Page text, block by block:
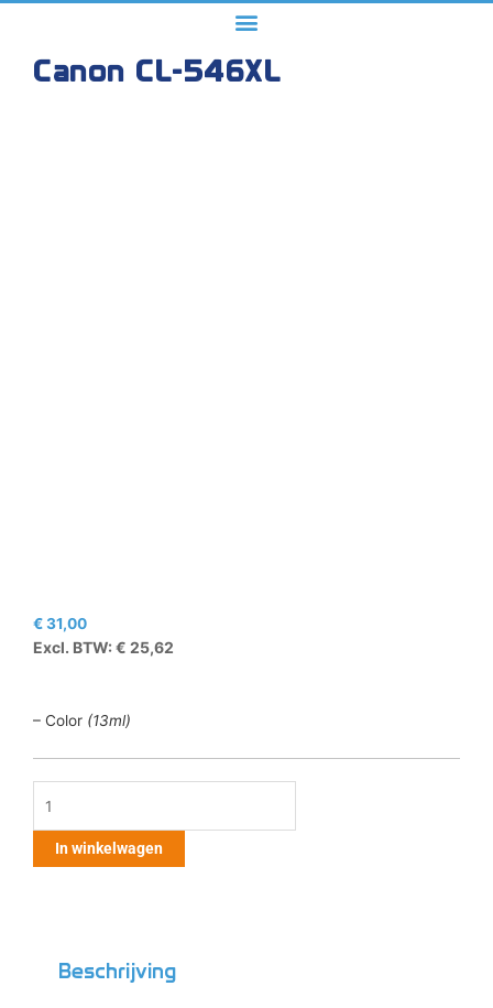
Canon CL-546XL
€31,00
Excl. BTW: € 25,62
– Color (13ml)
CL-
546XL
aantal
In winkelwagen
Beschrijving